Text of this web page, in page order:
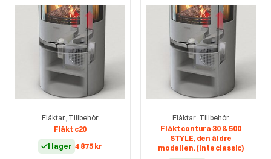
Fläktar, Tillbehör
Fläkt c20
I lager 4 875 kr
Fläktar, Tillbehör
Fläkt contura 30 & 500
STYLE, den äldre
modellen. (Inte classic)